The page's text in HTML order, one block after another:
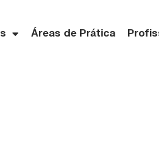
Áreas de Prática